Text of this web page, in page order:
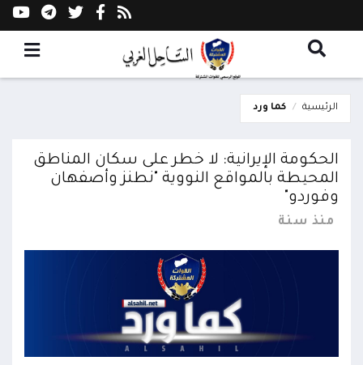
الرئيسية كما ورد
الحكومة الإيرانية: لا خطر على سكان المناطق
المحيطة بالمواقع النووية "نطنز وأصفهان
وفوردو"
منذ سنة